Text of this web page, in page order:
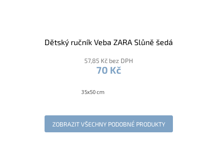
Dětský ručník Veba ZARA Slůně šedá
57,85 Kč bez DPH
70 Kč
35x50 cm
ZOBRAZIT VŠECHNY PODOBNÉ PRODUKTY